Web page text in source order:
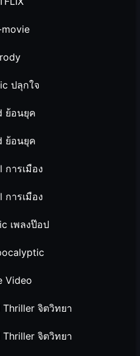
ปลุกใจ
ย้อนยุค
ย้อนยุค
การเมือง
การเมือง
เพลงป๊อป
Video
จิตวิทยา
จิตวิทยา